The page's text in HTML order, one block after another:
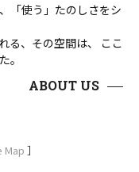
「使う」たのしさをシ
る、その空間は、 ここ
。
ABOUT US
Map ］